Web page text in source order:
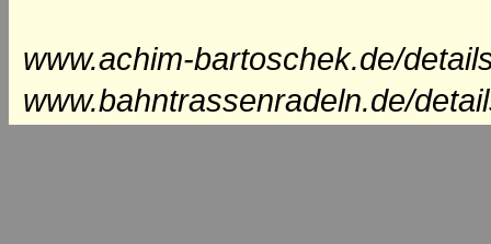
www.achim-bartoschek.de/
www.bahntrassenradeln.de/